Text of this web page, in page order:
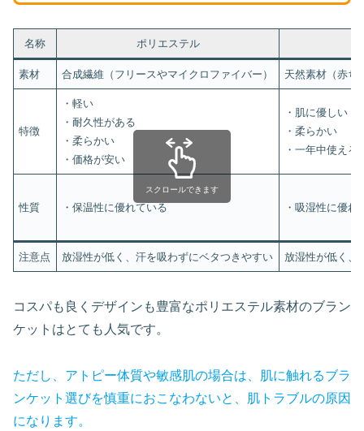
名称 ポリエステル
素材 合成繊維（フリースやマイクロファイバー） 天然素材（赤ち
特徴
・軽い
・耐久性がある
・柔らかい
・価格が安い
・肌に優しい
・柔らかい
・一年中使える
性質 ・保温性に優れている ・吸湿性に優
注意点 放湿性が低く、汗を吸わずにベタつきやすい 放湿性が低く、
スクロールできます
コスパも良くデザインも豊富なポリエステル素材のブラン
ケットはとても人気です。
ただし、アトピー体質や敏感肌の場合は、肌に触れるブラ
ンケット選びを慎重におこなわないと、肌トラブルの原因
になります。